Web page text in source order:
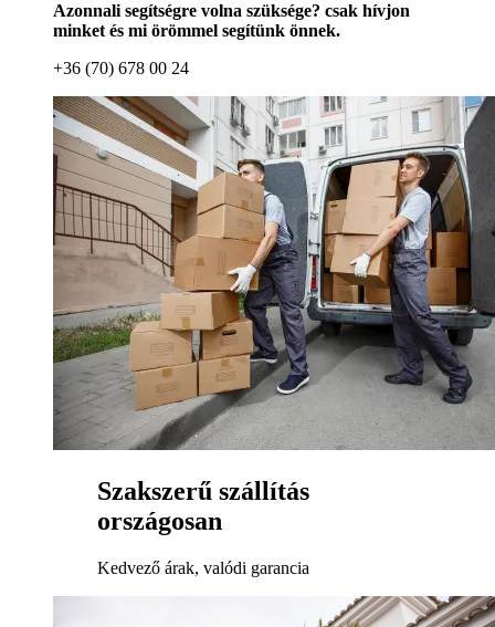
Azonnali segítségre volna szüksége? csak hívjon
minket és mi örömmel segítünk önnek.
+36 (70) 678 00 24
Szakszerű szállítás
országosan
Kedvező árak, valódi garancia